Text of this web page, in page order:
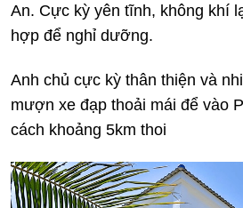
An. Cực kỳ yên tĩnh, không khí
hợp để nghỉ dưỡng.
Anh chủ cực kỳ thân thiện và
mượn xe đạp thoải mái để vào
cách khoảng 5km thoi